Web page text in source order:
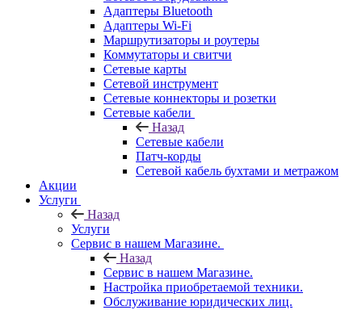
Адаптеры Bluetooth
Адаптеры Wi-Fi
Маршрутизаторы и роутеры
Коммутаторы и свитчи
Сетевые карты
Сетевой инструмент
Сетевые коннекторы и розетки
Сетевые кабели
Назад
Сетевые кабели
Патч-корды
Сетевой кабель бухтами и метражом
Акции
Услуги
Назад
Услуги
Сервис в нашем Магазине.
Назад
Сервис в нашем Магазине.
Настройка приобретаемой техники.
Обслуживание юридических лиц.